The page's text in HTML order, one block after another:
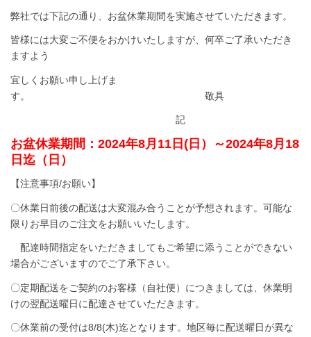
弊社では下記の通り、お盆休業期間を実施させていただきます。
皆様には大変ご不便をおかけいたしますが、何卒ご了承いただき
ますよう
宜しくお願い申し上げま
す。 敬具
記
お盆休業期間：2024年8月11日(日）～2024年8月18
日迄（日）
【注意事項/お願い】
〇休業日前後の配送は大変混み合うことが予想されます。可能な
限りお早目のご注文をお願いいたします。
配達時間指定をいただきましてもご希望に添うことができない
場合がございますのでご了承下さい。
〇定期配送をご契約のお客様（自社便）につきましては、休業明
けの翌配送曜日に配達させていただきます。
〇休業前の受付は8/8(木)迄となります。地区毎に配送曜日が異な